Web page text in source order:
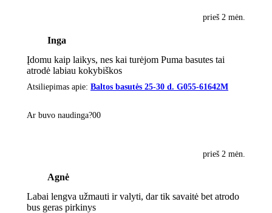
prieš 2 mėn.
Inga
Įdomu kaip laikys, nes kai turėjom Puma basutes tai
atrodė labiau kokybiškos
Atsiliepimas apie: Baltos basutės 25-30 d. G055-61642M
Ar buvo naudinga?00
prieš 2 mėn.
Agnė
Labai lengva užmauti ir valyti, dar tik savaitė bet atrodo
bus geras pirkinys